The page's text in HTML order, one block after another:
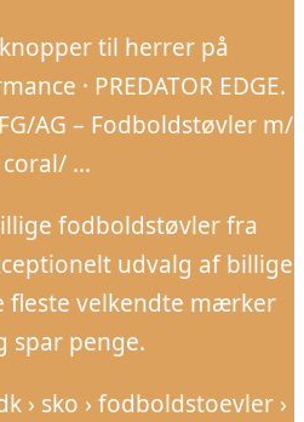
til herrer på
· PREDATOR EDGE.
FG/AG – Fodboldstøvler m/
…
fodboldstøvler fra
udvalg af billige
velkendte mærker
spar penge.
› sko › fodboldstoevler ›